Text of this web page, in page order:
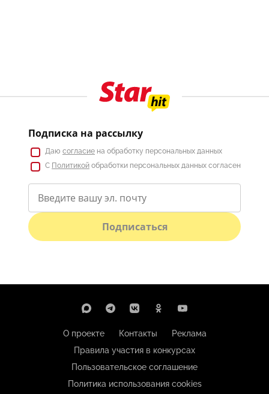
Подписка на рассылку
Даю согласие на обработку персональных данных
С Политикой обработки персональных данных согласен
Подписаться
О проекте Контакты
Реклама
Правила участия в конкурсах
Пользовательское соглашение
Политика использования cookies